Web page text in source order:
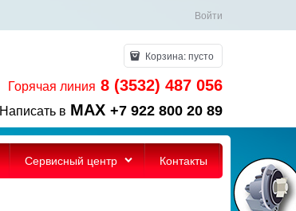
Войти
Корзина:пусто
Горячая линия 8 (3532) 487 056
Написать в MAX +7 922 800 20 89
Сервисный центр Контакты